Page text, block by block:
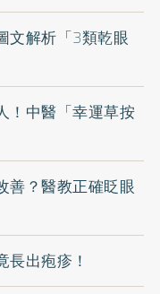
文解析「3類乾眼
！中醫「幸運草按
善？醫教正確眨眼
出疱疹！